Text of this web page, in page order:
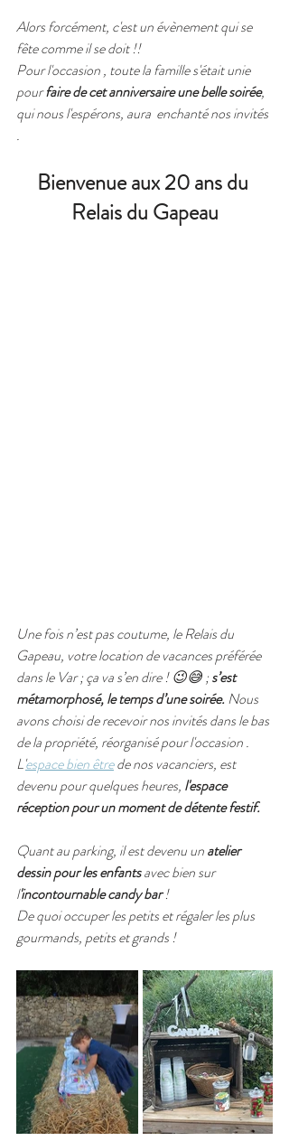
Alors forcément, c'est un évènement qui se
fête comme il se doit !!
Pour l'occasion , toute la famille s'était unie
pour faire de cet anniversaire une belle soirée,
qui nous l'espérons, aura  enchanté nos invités
.
Bienvenue aux 20 ans du
Relais du Gapeau
Une fois n’est pas coutume, le Relais du
Gapeau, votre location de vacances préférée
dans le Var ; ça va s’en dire ! 😉😅 ; s’est
métamorphosé, le temps d’une soirée. Nous
avons choisi de recevoir nos invités dans le bas
de la propriété, réorganisé pour l'occasion .
L'espace bien être de nos vacanciers, est
devenu pour quelques heures, l'espace
réception pour un moment de détente festif.
Quant au parking, il est devenu un atelier
dessin pour les enfants avec bien sur
l'incontournable candy bar !
De quoi occuper les petits et régaler les plus
gourmands, petits et grands !